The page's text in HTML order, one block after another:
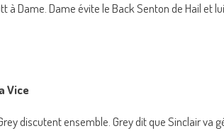
à Dame. Dame évite le Back Senton de Hail et
Vice
discutent ensemble. Grey dit que Sinclair va